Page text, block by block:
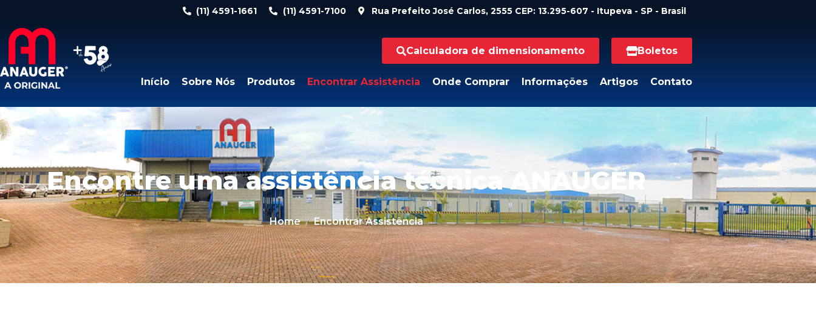
(11) 4591-1661 (11) 4591-7100 Rua Prefeito José Carlos, 2555 CEP: 13.295-607 - Itupeva - SP - Brasil
Calculadora de dimensionamento Boletos
Início Sobre Nós Produtos Encontrar Assistência Onde Comprar Informações Artigos Contato
Encontre uma assistência técnica ANAUGER
Home Encontrar Assistência